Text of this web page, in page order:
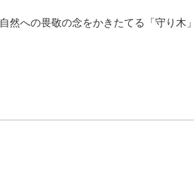
自然への畏敬の念をかきたてる「守り木